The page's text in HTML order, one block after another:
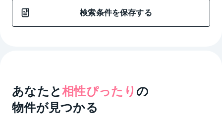
検索条件を保存する
あなたと相性ぴったり の
物件が見つかる